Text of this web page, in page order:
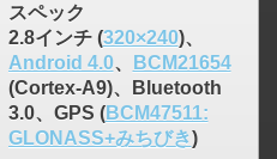
スペック
2.8インチ (320×240)、
Android 4.0、
BCM21654
(Cortex-A9)、Bluetooth
3.0、GPS (BCM47511:
GLONASS+みちびき)